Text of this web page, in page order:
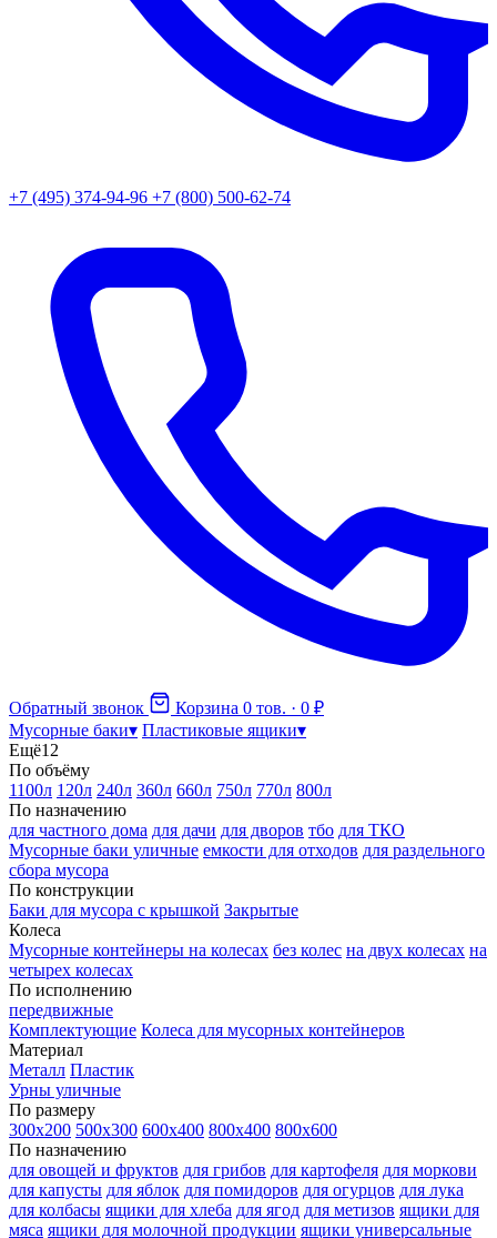
+7 (495) 374-94-96 +7 (800) 500-62-74
Обратный звонок Корзина 0 тов. · 0 ₽
Мусорные баки▾ Пластиковые ящики▾
Ещё12
По объёму
1100л 120л 240л 360л 660л 750л 770л 800л
По назначению
для частного дома для дачи для дворов тбо для ТКО
Мусорные баки уличные емкости для отходов для раздельного
сбора мусора
По конструкции
Баки для мусора с крышкой Закрытые
Колеса
Мусорные контейнеры на колесах без колес на двух колесах на
четырех колесах
По исполнению
передвижные
Комплектующие Колеса для мусорных контейнеров
Материал
Металл Пластик
Урны уличные
По размеру
300х200 500х300 600х400 800х400 800х600
По назначению
для овощей и фруктов для грибов для картофеля для моркови
для капусты для яблок для помидоров для огурцов для лука
для колбасы ящики для хлеба для ягод для метизов ящики для
мяса ящики для молочной продукции ящики универсальные